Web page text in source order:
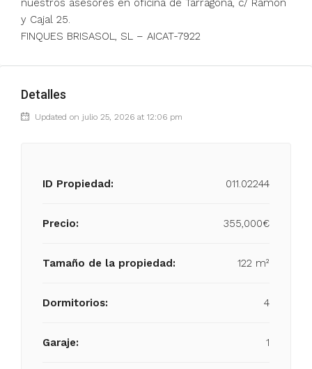
nuestros asesores en oficina de Tarragona, c/ Ramón
y Cajal 25.
FINQUES BRISASOL, SL – AICAT-7922
Detalles
Updated on julio 25, 2026 at 12:06 pm
ID Propiedad: 011.02244
Precio: 355,000€
Tamaño de la propiedad: 122 m²
Dormitorios: 4
Garaje: 1